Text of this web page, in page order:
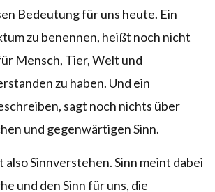
Bedeutung für uns heute. Ein
zu benennen, heißt noch nicht
Mensch, Tier, Welt und
zu haben. Und ein
sagt noch nichts über
und gegenwärtigen Sinn.
Sinnverstehen. Sinn meint dabei
und den Sinn für uns, die